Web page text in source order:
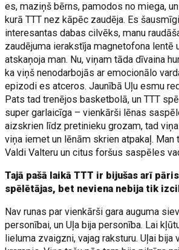
es, maziņš bērns, pamodos no miega,
kurā TTT nez kāpēc zaudēja. Es
interesantas dabas cilvēks, manu
zaudējuma ierakstīja magnetofona lentē
atskaņoja man. Nu, viņam tāda dīvaina
ka viņš nenodarbojās ar emocionālo
epizodi es atceros. Jaunībā Uļu esmu
Pats tad trenējos basketbolā, un TTT
super garlaicīga – vienkārši lēnas
aizskrien līdz pretinieku grozam, tad
viņa iemet un lēnām skrien atpakaļ.
Valdi Valteru un citus foršus saspēles
Tajā pašā laikā TTT ir bijušas arī
spēlētājas, bet neviena nebija tik
Nav runas par vienkārši gara auguma
personībai, un Uļa bija personība. Lai
lieluma zvaigzni, vajag raksturu. Uļai bija